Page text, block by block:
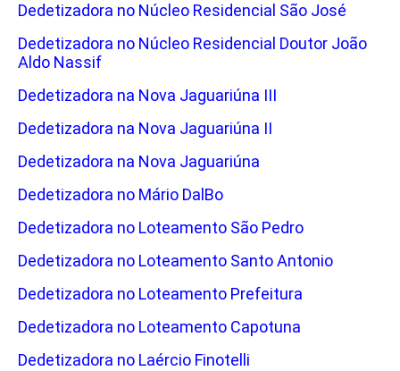
Dedetizadora no Núcleo Residencial São José
Dedetizadora no Núcleo Residencial Doutor João
Aldo Nassif
Dedetizadora na Nova Jaguariúna III
Dedetizadora na Nova Jaguariúna II
Dedetizadora na Nova Jaguariúna
Dedetizadora no Mário DalBo
Dedetizadora no Loteamento São Pedro
Dedetizadora no Loteamento Santo Antonio
Dedetizadora no Loteamento Prefeitura
Dedetizadora no Loteamento Capotuna
Dedetizadora no Laércio Finotelli